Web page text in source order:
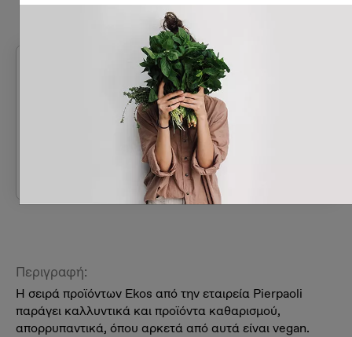
Με μια ματιά
80%
ποσοστό vegan
προϊόντων
Περιγραφή:
Η σειρά προϊόντων Ekos από την εταιρεία Pierpaoli
παράγει καλλυντικά και προϊόντα καθαρισμού,
απορρυπαντικά, όπου αρκετά από αυτά είναι vegan.